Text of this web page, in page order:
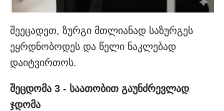
შეეცადეთ, ზურგი მთლიანად საზურგეს
ეყრდნობოდეს და წელი ნაკლებად
დაიტვირთოს.
შეცდომა 3 - საათობით გაუნძრევლად
ჯდომა